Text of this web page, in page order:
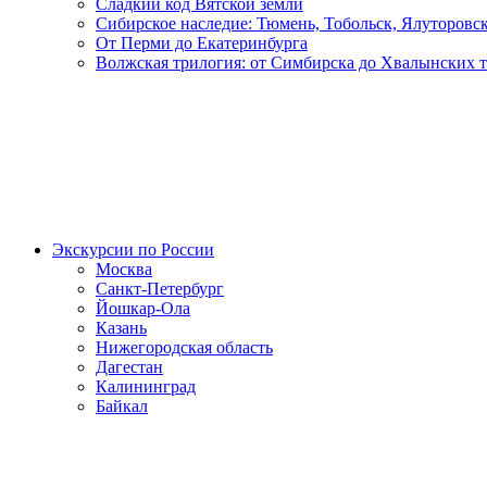
Сладкий код Вятской земли
Сибирское наследие: Тюмень, Тобольск,
От Перми до Екатеринбурга
Волжская трилогия: от Симбирска до Хвалынских
Экскурсии по России
Москва
Санкт-Петербург
Йошкар-Ола
Казань
Нижегородская область
Дагестан
Калининград
Байкал